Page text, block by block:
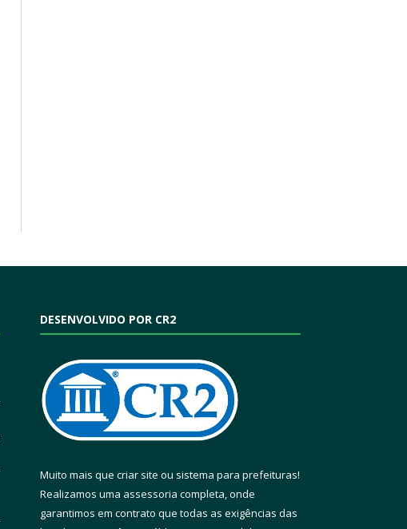
DESENVOLVIDO POR CR2
Muito mais que criar site ou sistema para prefeituras!
Realizamos uma assessoria completa, onde
garantimos em contrato que todas as exigências das